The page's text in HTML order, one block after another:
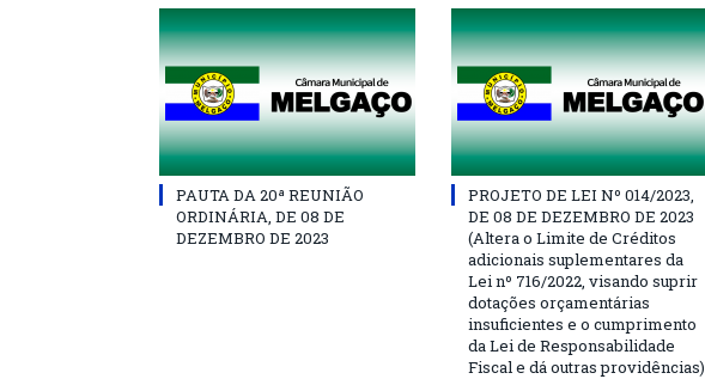
PAUTA DA 20ª REUNIÃO
ORDINÁRIA, DE 08 DE
DEZEMBRO DE 2023
PROJETO DE LEI Nº 014/2023,
DE 08 DE DEZEMBRO DE 2023
(Altera o Limite de Créditos
adicionais suplementares da
Lei nº 716/2022, visando suprir
dotações orçamentárias
insuficientes e o cumprimento
da Lei de Responsabilidade
Fiscal e dá outras providências)